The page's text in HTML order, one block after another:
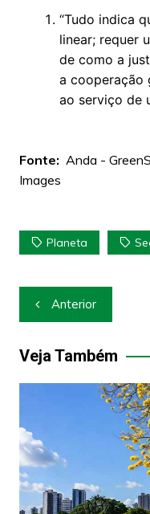
“Tudo indica
linear; requer
de como a
a cooperação
ao serviço de
Fonte: Anda -
Images
Planeta
Navegação
de
Post
Anterior
Veja Também